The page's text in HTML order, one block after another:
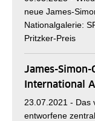
neue James-
Nationalgalerie:
Pritzker-Preis
James-Simon-
International
23.07.2021 - Das
entworfene